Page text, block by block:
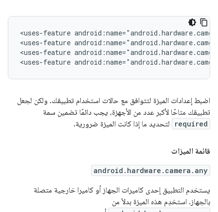
<uses-feature
<uses-feature
<uses-feature
<uses-feature
اضبط إعدادات الميزة لتتوافق مع حالات استخدام تطبيقك. ولكن لجعل
تطبيقك متاحًا لأكبر عدد من الأجهزة، يجب دائمًا تضمين سمة
required لتحديد ما إذا كانت الميزة ضرورية.
قائمة الميزات
android.hardware.camera.any
يستخدم التطبيق إحدى كاميرات الجهاز أو كاميرا خارجية متصلة
بالجهاز. استخدِم هذه الميزة بدلاً من